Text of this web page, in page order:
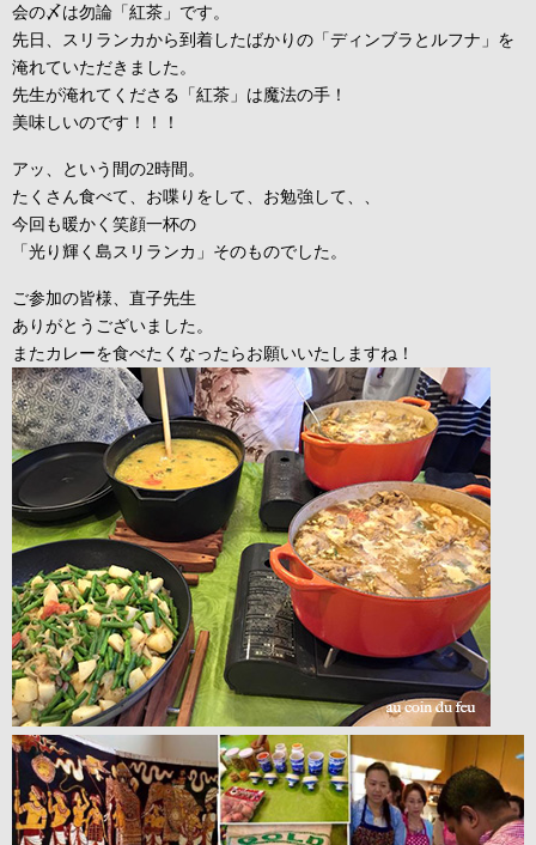
会の〆は勿論「紅茶」です。
先日、スリランカから到着したばかりの「ディンブラとルフナ」を
淹れていただきました。
先生が淹れてくださる「紅茶」は魔法の手！
美味しいのです！！！
アッ、という間の2時間。
たくさん食べて、お喋りをして、お勉強して、、
今回も暖かく笑顔一杯の
「光り輝く島スリランカ」そのものでした。
ご参加の皆様、直子先生
ありがとうございました。
またカレーを食べたくなったらお願いいたしますね！